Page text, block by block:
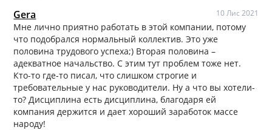
Gera 10 Лис 2021
Мне лично приятно работать в этой компании, потому
что подобрался нормальный коллектив. Это уже
половина трудового успеха;) Вторая половина –
адекватное начальство. С этим тут проблем тоже нет.
Кто-то где-то писал, что слишком строгие и
требовательные у нас руководители. Ну а что вы хотели-
то? Дисциплина есть дисциплина, благодаря ей
компания держится и дает хороший заработок массе
народу!